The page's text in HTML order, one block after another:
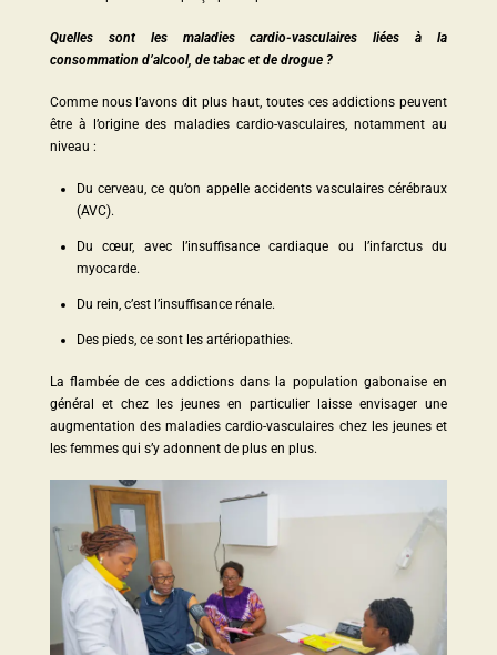
Quelles sont les maladies cardio-vasculaires liées à la
consommation d’alcool, de tabac et de drogue ?
Comme nous l’avons dit plus haut, toutes ces addictions peuvent
être à l’origine des maladies cardio-vasculaires, notamment au
niveau :
Du cerveau, ce qu’on appelle accidents vasculaires cérébraux
(AVC).
Du cœur, avec l’insuffisance cardiaque ou l’infarctus du
myocarde.
Du rein, c’est l’insuffisance rénale.
Des pieds, ce sont les artériopathies.
La flambée de ces addictions dans la population gabonaise en
général et chez les jeunes en particulier laisse envisager une
augmentation des maladies cardio-vasculaires chez les jeunes et
les femmes qui s’y adonnent de plus en plus.